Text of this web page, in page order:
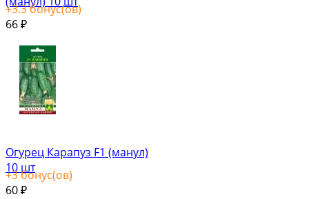
+3.3бонус(ов)
66 ₽
Огурец Карапуз F1 (манул)
10 шт
+3бонус(ов)
60 ₽